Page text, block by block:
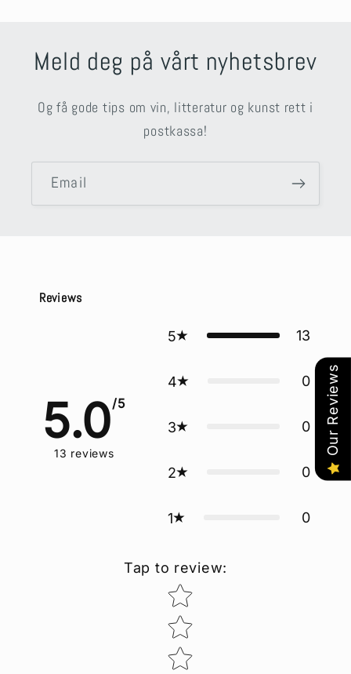
Meld deg på vårt nyhetsbrev
Og få gode tips om vin, litteratur og kunst rett i
postkassa!
Email
Reviews
5.0/5
13 reviews
5 13
4 0
3 0
2 0
1 0
Tap to review:
Star rating
Our Reviews